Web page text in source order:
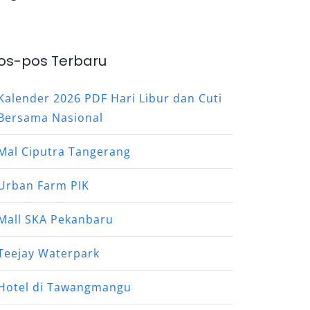
pos Terbaru
2026 PDF Hari Libur dan Cuti
Nasional
Ciputra Tangerang
Farm PIK
SKA Pekanbaru
Waterpark
di Tawangmangu